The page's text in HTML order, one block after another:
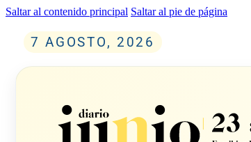
Saltar al contenido principal Saltar al pie de página
7 AGOSTO, 2026